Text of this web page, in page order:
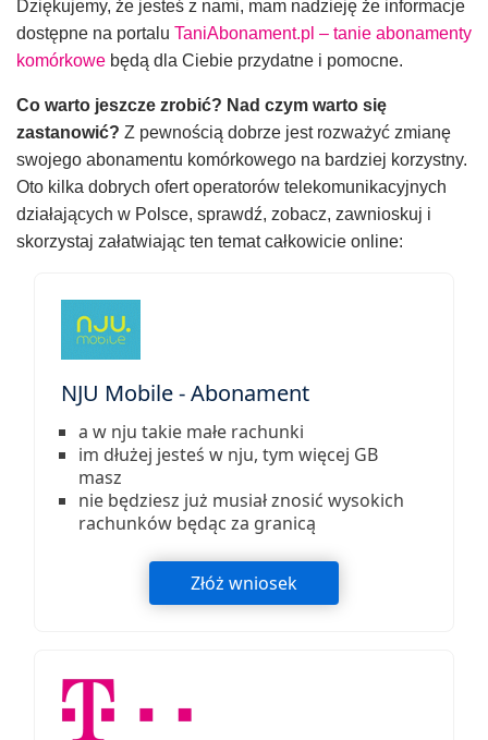
Dziękujemy, że jesteś z nami, mam nadzieję że informacje
dostępne na portalu TaniAbonament.pl – tanie abonamenty
komórkowe będą dla Ciebie przydatne i pomocne.
Co warto jeszcze zrobić? Nad czym warto się
zastanowić? Z pewnością dobrze jest rozważyć zmianę
swojego abonamentu komórkowego na bardziej korzystny.
Oto kilka dobrych ofert operatorów telekomunikacyjnych
działających w Polsce, sprawdź, zobacz, zawnioskuj i
skorzystaj załatwiając ten temat całkowicie online:
NJU Mobile - Abonament
a w nju takie małe rachunki
im dłużej jesteś w nju, tym więcej GB
masz
nie będziesz już musiał znosić wysokich
rachunków będąc za granicą
Złóż wniosek